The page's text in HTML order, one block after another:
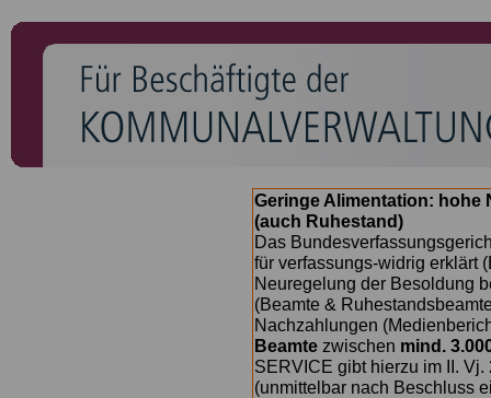
Geringe Alimentation: hohe
(auch Ruhestand)
Das
für verfassungs-widrig erklärt
Neuregelung der Besoldung
(Beamte &
Nachzahlungen
Beamte zwischen mind.
SERVICE gibt hierzu im II.
(unmittelbar nach Beschluss